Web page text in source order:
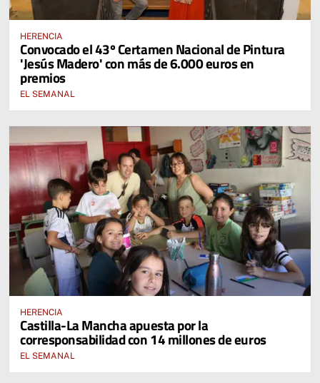
HERENCIA
Convocado el 43º Certamen Nacional de Pintura
'Jesús Madero' con más de 6.000 euros en
premios
EL SEMANAL
HERENCIA
Castilla-La Mancha apuesta por la
corresponsabilidad con 14 millones de euros
EL SEMANAL